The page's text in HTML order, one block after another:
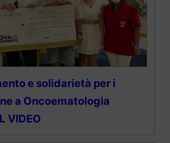
e solidarietà per i
a Oncoematologia
VIDEO